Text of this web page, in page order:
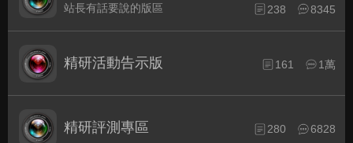
站長有話要說的版區 238 8345
精研活動告示版 161 1萬
精研評測專區 280 6828